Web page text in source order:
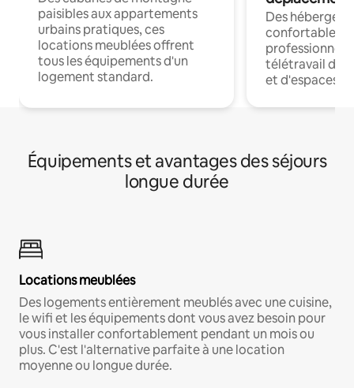
paisibles aux appartements
urbains pratiques, ces
locations meublées offrent
tous les équipements d'un
logement standard.
Des
confortables
professionnels
télétravail
et d'espaces
Équipements et avantages des séjours
longue durée
Locations meublées
Des logements entièrement meublés avec une cuisine,
le wifi et les équipements dont vous avez besoin pour
vous installer confortablement pendant un mois ou
plus. C'est l'alternative parfaite à une location
moyenne ou longue durée.